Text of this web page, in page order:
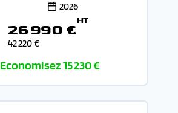
2026
26 990 €
HT
42 220 €
Economisez15 230 €